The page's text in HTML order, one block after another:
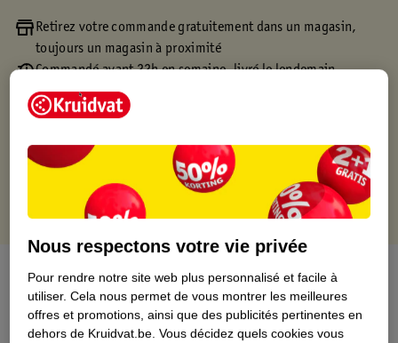
Retirez votre commande gratuitement dans un magasin,
toujours un magasin à proximité
Commandé avant 22h en semaine, livré le lendemain
Livraison à domicile gratuite à partir de 50 euros ou
livraison gratuite sur divers produits promotionnels
Points gratuits avec ta carte Kruidvat
À propos de ce produit
Informations relatives au produit
Nous respectons votre vie privée
Pour rendre notre site web plus personnalisé et facile à
utiliser. Cela nous permet de vous montrer les meilleures
offres et promotions, ainsi que des publicités pertinentes en
dehors de Kruidvat.be. Vous décidez quels cookies vous